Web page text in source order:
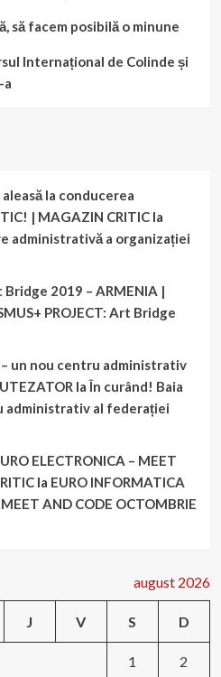
să facem posibilă o minune
Internațional de Colinde și
a
la conducerea
| MAGAZIN CRITICla
administrativă a organizației
Bridge 2019 – ARMENIA |
PROJECT: Art Bridge
un nou centru administrativ
laÎn curând! Baia
administrativ al federației
ELECTRONICA – MEET
la EURO INFORMATICA
AND CODE OCTOMBRIE
august 2026
J V S D
1 2